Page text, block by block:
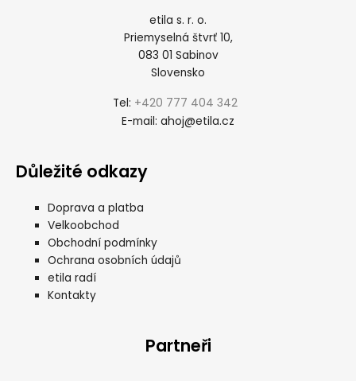
etila s. r. o.
Priemyselná štvrť 10,
083 01 Sabinov
Slovensko
Tel: +420 777 404 342
E-mail: ahoj@etila.cz
Důležité odkazy
Doprava a platba
Velkoobchod
Obchodní podmínky
Ochrana osobních údajů
etila radí
Kontakty
Partneři